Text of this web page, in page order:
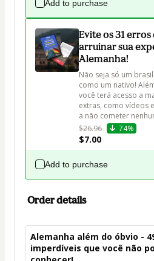
Add to purchase
Evite os 31
arruinar sua
Alemanha!
Não seja só um
como um nativo!
você terá acesso a
extras, como vídeos
a não cometer
$26.96
74%
$7.00
Add to purchase
Order details
Alemanha além do óbvio -
imperdíveis que você não